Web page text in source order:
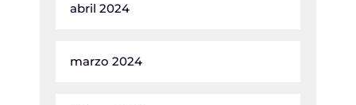
abril 2024
marzo 2024